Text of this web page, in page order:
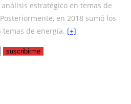
estratégico en temas de
en 2018 sumó los
de energía. [+]
suscribirme